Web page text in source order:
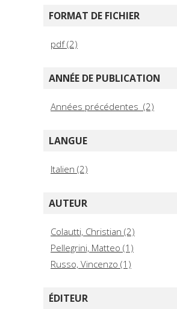
FORMAT DE FICHIER
pdf (2)
ANNÉE DE PUBLICATION
Années précédentes (2)
LANGUE
Italien (2)
AUTEUR
Colautti, Christian (2)
Pellegrini, Matteo (1)
Russo, Vincenzo (1)
ÉDITEUR